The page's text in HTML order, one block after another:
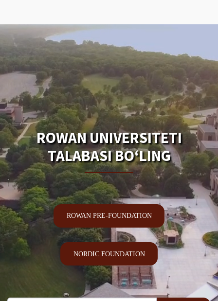
ROWAN UNIVERSITETI
TALABASI BO‘LING
ROWAN PRE-FOUNDATION
NORDIC FOUNDATION